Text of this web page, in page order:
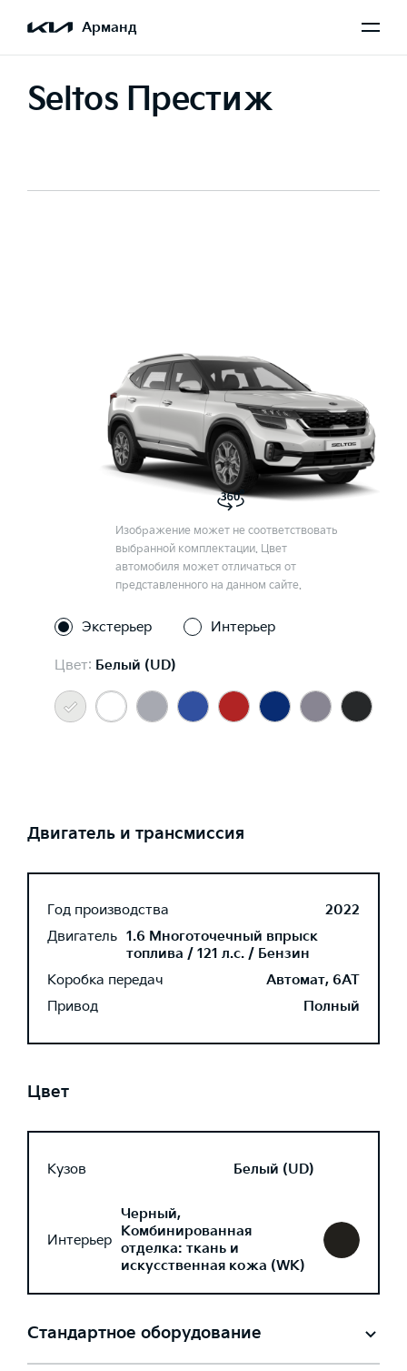
Арманд
Seltos Престиж
Изображение может не соответствовать
выбранной комплектации. Цвет
автомобиля может отличаться от
представленного на данном сайте.
Экстерьер Интерьер
Цвет: Белый (UD)
Двигатель и трансмиссия
Год производства
2022
Двигатель 1.6 Многоточечный впрыск
топлива / 121 л.с. / Бензин
Коробка передач
Автомат, 6AT
Привод
Полный
Цвет
Кузов Белый (UD)
Интерьер
Черный,
Комбинированная
отделка: ткань и
искусственная кожа (WK)
Стандартное оборудование